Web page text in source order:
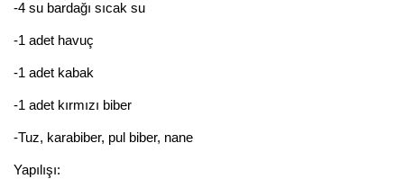
-4 su bardağı sıcak su
-1 adet havuç
-1 adet kabak
-1 adet kırmızı biber
-Tuz, karabiber, pul biber, nane
Yapılışı: